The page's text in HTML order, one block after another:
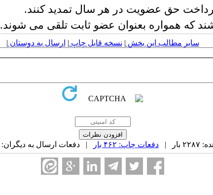
حق عضویت در هر سال تمدید کنند.
که همواره بعنوان عضو ثابت تلقی می شوند.
سایر مطالب این بخش | نسخه قابل چاپ | ارسال به دوستان |
| دفعات چاپ: ۴۶۲ بار | دفعات ارسال به دیگران: ۰ بار |